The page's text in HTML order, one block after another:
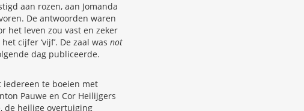
aan rozen, aan Jomanda
De antwoorden waren
het leven zou vast en zeker
cijfer ‘vijf’. De zaal was not
dag publiceerde.
iedereen te boeien met
Pauwe en Cor Heilijgers
de heilige overtuiging